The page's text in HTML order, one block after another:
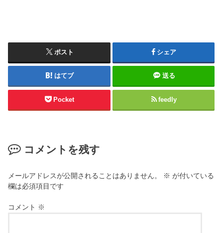
ポスト シェア
はてブ 送る
Pocket feedly
コメントを残す
メールアドレスが公開されることはありません。 ※ が付いている
欄は必須項目です
コメント ※